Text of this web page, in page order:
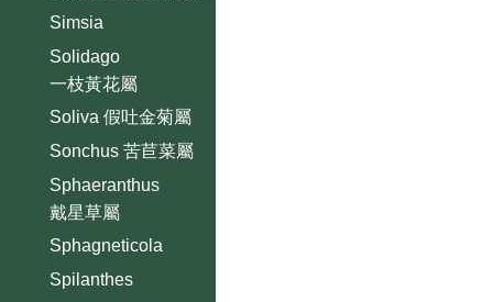
Simsia
Solidago
一枝黃花屬
Soliva 假吐金菊屬
Sonchus 苦苣菜屬
Sphaeranthus
戴星草屬
Sphagneticola
Spilanthes